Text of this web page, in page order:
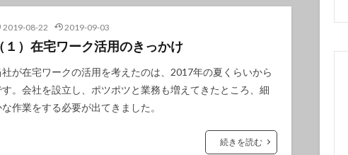
2019-08-22 2019-09-03
１）在宅ワーク活用のきっかけ
社が在宅ワークの活用を考えたのは、2017年の夏くらいから
す。会社を設立し、ポツポツと業務も増えてきたところ、細
作業をする必要が出てきました。
続きを読む